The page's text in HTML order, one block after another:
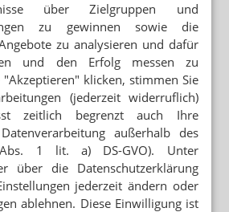
über Zielgruppen und
zu gewinnen sowie die
zu analysieren und dafür
und den Erfolg messen zu
"Akzeptieren" klicken, stimmen Sie
(jederzeit widerruflich)
zeitlich begrenzt auch Ihre
außerhalb des
1 lit. a) DS-GVO). Unter
über die Datenschutzerklärung
jederzeit ändern oder
ablehnen. Diese Einwilligung ist